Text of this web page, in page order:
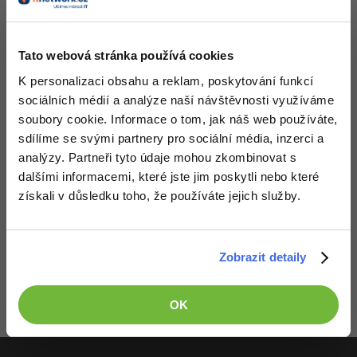
Tato webová stránka používá cookies
K personalizaci obsahu a reklam, poskytování funkcí
sociálních médií a analýze naší návštěvnosti využíváme
soubory cookie. Informace o tom, jak náš web používáte,
sdílíme se svými partnery pro sociální média, inzerci a
analýzy. Partneři tyto údaje mohou zkombinovat s
dalšími informacemi, které jste jim poskytli nebo které
získali v důsledku toho, že používáte jejich služby.
Zobrazit detaily
OK
WordPress specialista
SEO specialista
-41%
-10%
Pro děti
Více
Fórum
Kurzy e-commerce
Digitální gramotnost
Photoshop
Příběhy absolventů
Blog
nejkvalitnější. Proto do nich také mohou přispívat pouze
Pokud ještě nemáš účet,zaregistruj se, je to zdarma.
Zobrazeno 1 zpráv z 1.